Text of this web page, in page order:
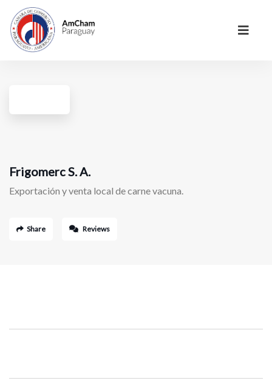
Frigomerc S. A.
Exportación y venta local de carne vacuna.
Share Reviews